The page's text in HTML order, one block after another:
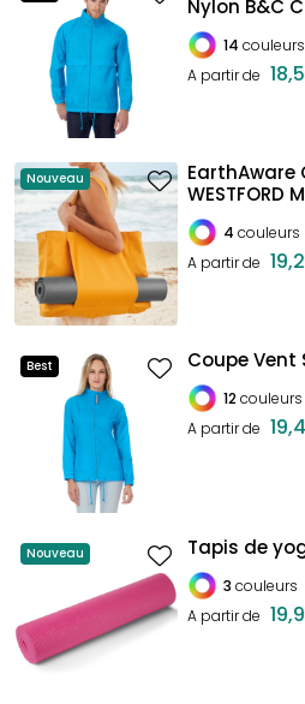
Nylon B&C
14 couleurs
A partir de
Nouveau
EarthAware
WESTFORD
4 couleurs
A partir de
Best Coupe Vent
12couleurs
A partir de
Nouveau Tapis de
3 couleurs
A partir de